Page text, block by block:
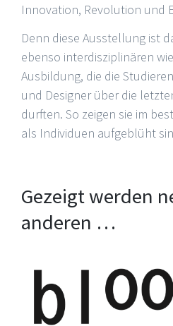
Innovation, Revolution und
Denn diese Ausstellung ist
ebenso interdisziplinären
Ausbildung, die die
und Designer über die
durften. So zeigen sie im
als Individuen aufgeblüht
Gezeigt werden
anderen …